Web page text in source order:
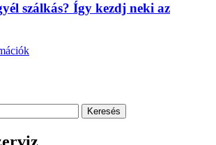
szálkás? Így kezdj neki az